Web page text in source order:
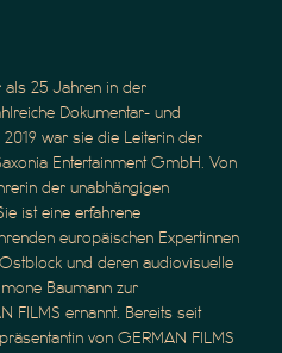
als 25 Jahren in der
Dokumentar- und
war sie die Leiterin der
Entertainment GmbH. Von
der unabhängigen
ist eine erfahrene
europäischen Expertinnen
und deren audiovisuelle
Baumann zur
FILMS ernannt. Bereits seit
von GERMAN FILMS